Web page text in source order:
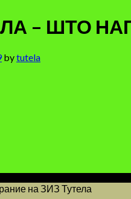
– ШТО
bytutela
на ЗИЗ Тутела